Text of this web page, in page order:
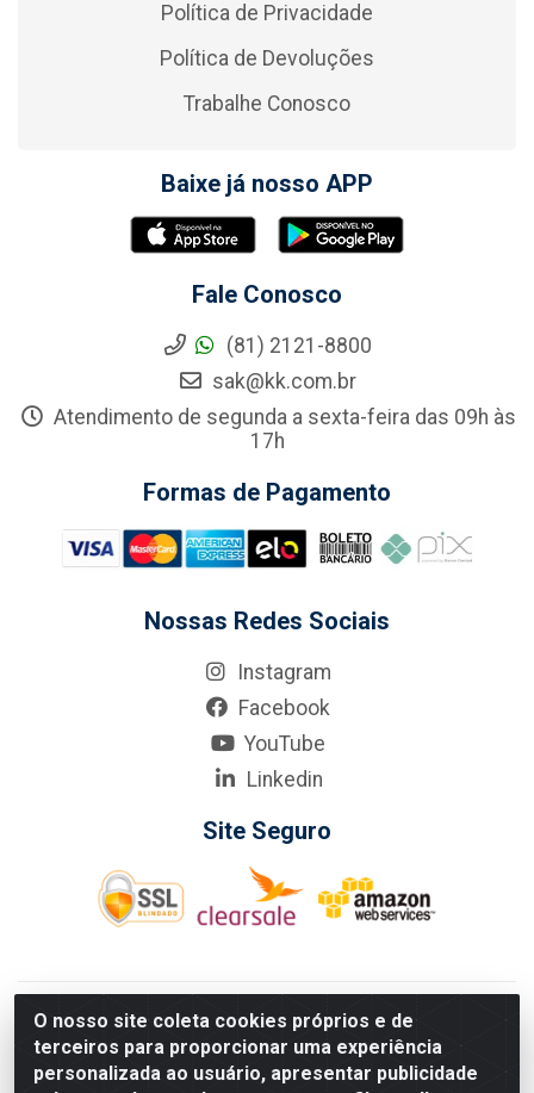
O nosso site coleta cookies próprios e de
terceiros para proporcionar uma experiência
personalizada ao usuário, apresentar publicidade
Política de Privacidade
Política de Devoluções
Trabalhe Conosco
Baixe já nosso APP
Fale Conosco
(81) 2121-8800
sak@kk.com.br
Atendimento de segunda a sexta-feira das 09h às
17h
Formas de Pagamento
Nossas Redes Sociais
Instagram
Facebook
YouTube
Linkedin
Site Seguro
KarneKeijo Logistica Integrada LTDA - Rod. Br-101 Sul, nº3700
- Barro, Recife/PE, 50900-400 CNPJ: 24.150.377/0001-95
Estados atendidos pela KarneKeijo: PE, PB e RN.